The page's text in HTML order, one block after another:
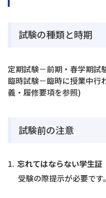
試験の種類と時期
定期試験－前期・春学期試
臨時試験－臨時に授業中行
義・履修要項を参照)
試験前の注意
忘れてはならない学生証
受験の際提示が必要です。